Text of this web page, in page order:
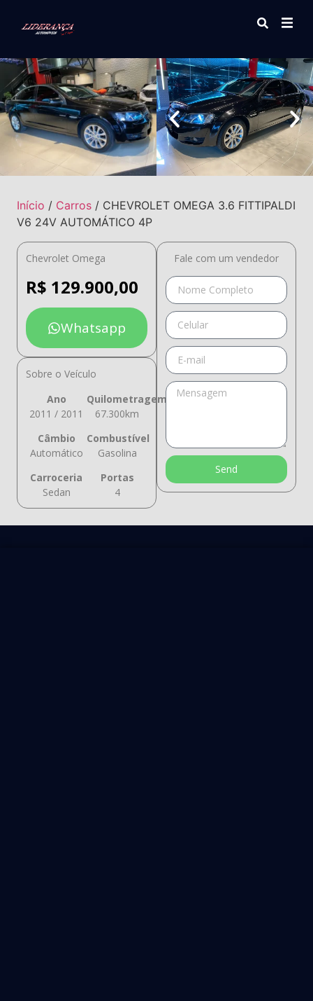
Início / Carros / CHEVROLET OMEGA 3.6 FITTIPALDI
V6 24V AUTOMÁTICO 4P
Chevrolet Omega
R$ 129.900,00
Whatsapp
Sobre o Veículo
Ano
2011 / 2011
Quilometragem
67.300km
Câmbio
Automático
Combustível
Gasolina
Carroceria
Sedan
Portas
4
Fale com um vendedor
Send